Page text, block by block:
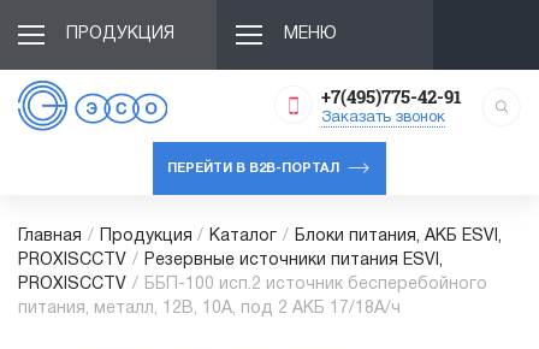
ПРОДУКЦИЯ МЕНЮ
+7(495)775-42-91
Заказать звонок
ПЕРЕЙТИ В B2B-ПОРТАЛ
Главная / Продукция / Каталог /
Блоки питания, АКБ ESVI,
PROXISCCTV /
Резервные источники питания ESVI,
PROXISCCTV /
ББП-100 исп.2 источник бесперебойного
питания, металл, 12В, 10А, под 2 АКБ 17/18А/ч